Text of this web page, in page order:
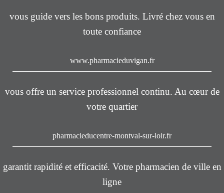
vous guide vers les bons produits. Livré chez vous en
toute confiance
www.pharmacieduvigan.fr
vous offre un service professionnel continu. Au cœur de
votre quartier
pharmacieducentre-montval-sur-loir.fr
garantit rapidité et efficacité. Votre pharmacien de ville en
ligne